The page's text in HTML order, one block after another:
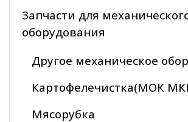
Запчасти для
оборудования
Другое механическое
Картофелечистка(МОК
Мясорубка